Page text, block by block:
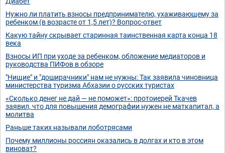
Нужно ли платить взносы предпринимателю, ухаживающему за
ребенком (в возрасте от 1,5 лет)? Вопрос-ответ
Какую тайну скрывает старинная таинственная карта конца 18
века
Взносы ИП при уходе за ребенком, обложение медиаторов и
руководства ПИФов в обзоре
"Нищие" и "доширачники" нам не нужны: Так заявила чиновница
министерства туризма Абхазии о русских туристах
«Сколько денег не дай — не поможет»: протоиерей Ткачев
заявил, что для повышения демографии нужен не маткапитал, а
молитва
Раньше таких называли лоботрясами
Почему миллионы россиян оказались в долгах и кто в этом
виноват?